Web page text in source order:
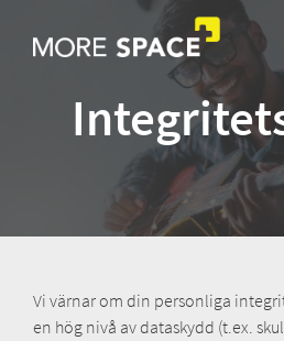
Vi värnar om din personliga
en hög nivå av dataskydd (t.ex.